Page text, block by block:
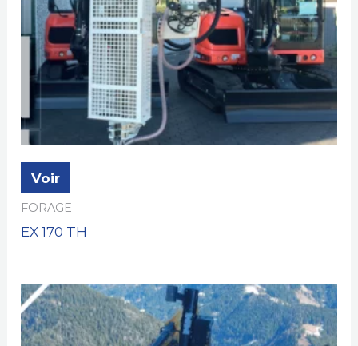
Voir
FORAGE
EX 170 TH